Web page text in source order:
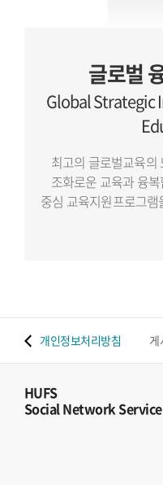
글로벌
Global Strategic
최고의 글로벌교육의
조화로운 교육과 융
중심 교육지원프로그
개인정보처리방침 게
HUFS
Social Network Service